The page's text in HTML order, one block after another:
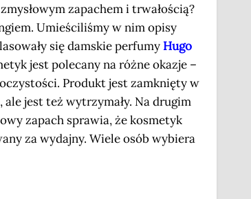
zapachem i trwałością?
Umieściliśmy w nim opisy
się damskie perfumy Hugo
jest polecany na różne okazje –
Produkt jest zamknięty w
jest też wytrzymały. Na drugim
zapach sprawia, że kosmetyk
za wydajny. Wiele osób wybiera